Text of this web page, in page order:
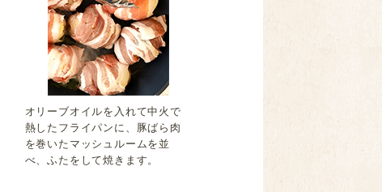
オリーブオイルを入れて中火で
熱したフライパンに、豚ばら肉
を巻いたマッシュルームを並
べ、ふたをして焼きます。